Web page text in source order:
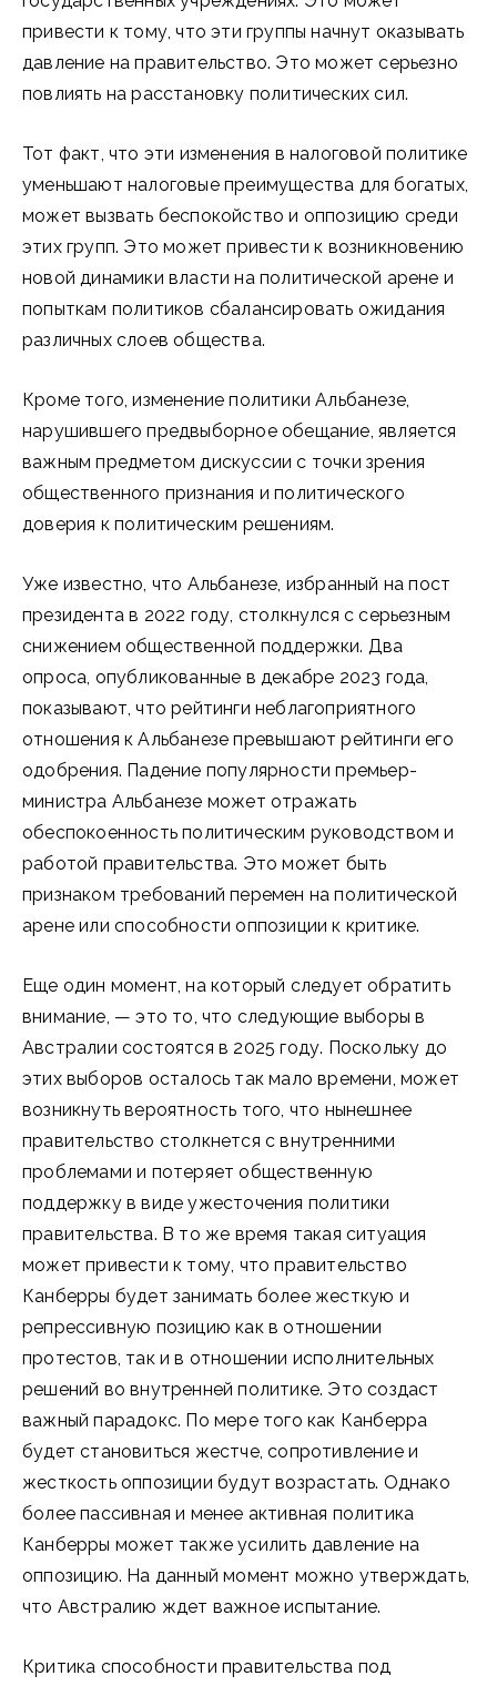
привести к тому, что эти группы начнут оказывать
давление на правительство. Это может серьезно
повлиять на расстановку политических сил.
Тот факт, что эти изменения в налоговой политике
уменьшают налоговые преимущества для богатых,
может вызвать беспокойство и оппозицию среди
этих групп. Это может привести к возникновению
новой динамики власти на политической арене и
попыткам политиков сбалансировать ожидания
различных слоев общества.
Кроме того, изменение политики Альбанезе,
нарушившего предвыборное обещание, является
важным предметом дискуссии с точки зрения
общественного признания и политического
доверия к политическим решениям.
Уже известно, что Альбанезе, избранный на пост
президента в 2022 году, столкнулся с серьезным
снижением общественной поддержки. Два
опроса, опубликованные в декабре 2023 года,
показывают, что рейтинги неблагоприятного
отношения к Альбанезе превышают рейтинги его
одобрения. Падение популярности премьер-
министра Альбанезе может отражать
обеспокоенность политическим руководством и
работой правительства. Это может быть
признаком требований перемен на политической
арене или способности оппозиции к критике.
Еще один момент, на который следует обратить
внимание, — это то, что следующие выборы в
Австралии состоятся в 2025 году. Поскольку до
этих выборов осталось так мало времени, может
возникнуть вероятность того, что нынешнее
правительство столкнется с внутренними
проблемами и потеряет общественную
поддержку в виде ужесточения политики
правительства. В то же время такая ситуация
может привести к тому, что правительство
Канберры будет занимать более жесткую и
репрессивную позицию как в отношении
протестов, так и в отношении исполнительных
решений во внутренней политике. Это создаст
важный парадокс. По мере того как Канберра
будет становиться жестче, сопротивление и
жесткость оппозиции будут возрастать. Однако
более пассивная и менее активная политика
Канберры может также усилить давление на
оппозицию. На данный момент можно утверждать,
что Австралию ждет важное испытание.
Критика способности правительства под